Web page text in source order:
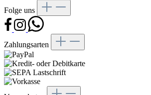
Folge uns
Zahlungsarten